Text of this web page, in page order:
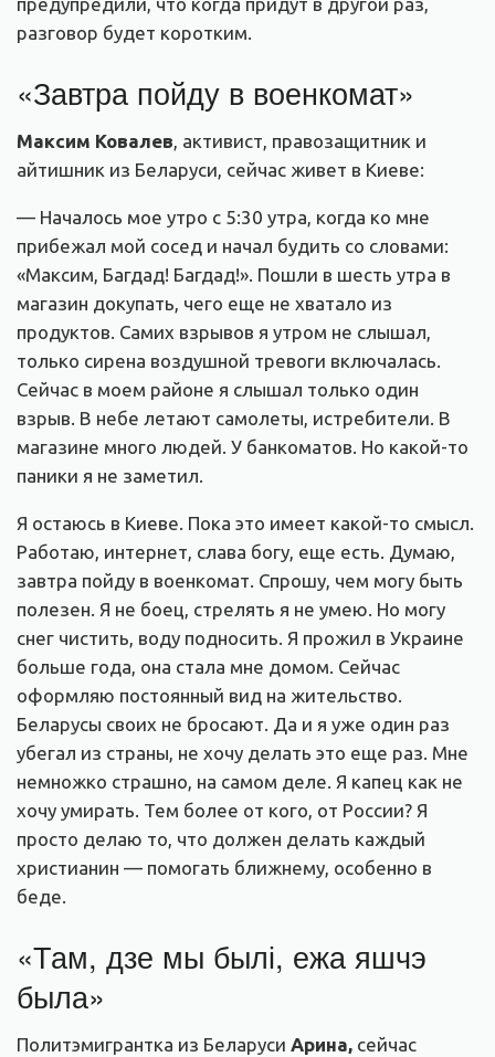
разговор будет коротким.
«Завтра пойду в военкомат»
Максим Ковалев, активист, правозащитник и
айтишник из Беларуси, сейчас живет в Киеве:
— Началось мое утро с 5:30 утра, когда ко мне
прибежал мой сосед и начал будить со словами:
«Максим, Багдад! Багдад!». Пошли в шесть утра в
магазин докупать, чего еще не хватало из
продуктов. Самих взрывов я утром не слышал,
только сирена воздушной тревоги включалась.
Сейчас в моем районе я слышал только один
взрыв. В небе летают самолеты, истребители. В
магазине много людей. У банкоматов. Но какой-то
паники я не заметил.
Я остаюсь в Киеве. Пока это имеет какой-то смысл.
Работаю, интернет, слава богу, еще есть. Думаю,
завтра пойду в военкомат. Спрошу, чем могу быть
полезен. Я не боец, стрелять я не умею. Но могу
снег чистить, воду подносить. Я прожил в Украине
больше года, она стала мне домом. Сейчас
оформляю постоянный вид на жительство.
Беларусы своих не бросают. Да и я уже один раз
убегал из страны, не хочу делать это еще раз. Мне
немножко страшно, на самом деле. Я капец как не
хочу умирать. Тем более от кого, от России? Я
просто делаю то, что должен делать каждый
христианин — помогать ближнему, особенно в
беде.
«Там, дзе мы былі, ежа яшчэ
была»
Политэмигрантка из Беларуси Арина, сейчас